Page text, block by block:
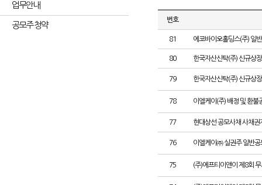
업무안내
공모주 청약
번호
81 에코바이오홀딩스(주) 일
80 한국자산신탁(주) 신규상
79 한국자산신탁(주) 신규상
78 이엘케이(주) 배정 및 환불
77 현대상선 공모사채 사채권
76 이엘케이㈜ 실권주 일반공
75 (주)에프티이앤이 제8회